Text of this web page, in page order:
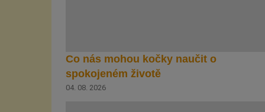
Co nás mohou kočky naučit o
spokojeném životě
04. 08. 2026